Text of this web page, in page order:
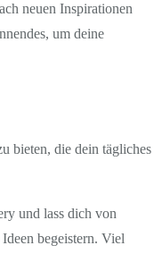
neuen Inspirationen
um deine
bieten, die dein tägliches
und lass dich von
begeistern. Viel